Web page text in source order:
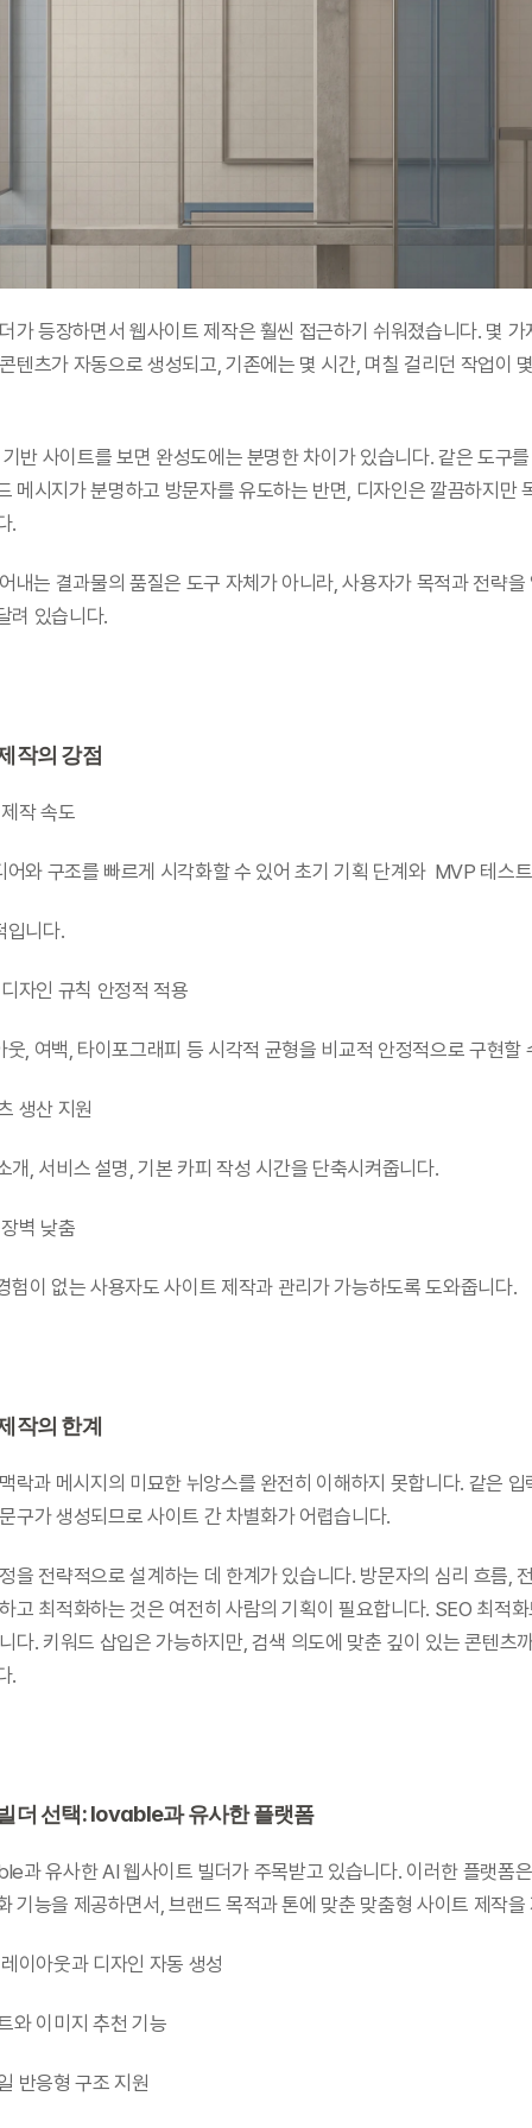
가 등장하면서 웹사이트 제작은 훨씬 접근하기 쉬워졌습니다. 몇 가
텐츠가 자동으로 생성되고, 기존에는 몇 시간, 며칠 걸리던 작업이
반 사이트를 보면 완성도에는 분명한 차이가 있습니다. 같은 도구
메시지가 분명하고 방문자를 유도하는 반면, 디자인은 깔끔하지만
.
내는 결과물의 품질은 도구 자체가 아니라, 사용자가 목적과 전략을
려 있습니다.
작의 강점
제작 속도
아이디어와 구조를 빠르게 시각화할 수 있어 초기 기획 단계와  MVP 테스
효과적입니다.
디자인 규칙 안정적 적용
레이아웃, 여백, 타이포그래피 등 시각적 균형을 비교적 안정적으로 구현
츠 생산 지원
제품 소개, 서비스 설명, 기본 카피 작성 시간을 단축시켜줍니다.
장벽 낮춤
코딩 경험이 없는 사용자도 사이트 제작과 관리가 가능하도록 도와줍니다.
작의 한계
락과 메시지의 미묘한 뉘앙스를 완전히 이해하지 못합니다. 같은 입
구가 생성되므로 사이트 간 차별화가 어렵습니다.
을 전략적으로 설계하는 데 한계가 있습니다. 방문자의 심리 흐름,
고 최적화하는 것은 여전히 사람의 기획이 필요합니다. SEO 최적
다. 키워드 삽입은 가능하지만, 검색 의도에 맞춘 깊이 있는 콘텐츠
.
더 선택: lovable과 유사한 플랫폼
과 유사한 AI 웹사이트 빌더가 주목받고 있습니다. 이러한 플랫폼
기능을 제공하면서, 브랜드 목적과 톤에 맞춘 맞춤형 사이트 제작을
레이아웃과 디자인 자동 생성
트와 이미지 추천 기능
일 반응형 구조 지원